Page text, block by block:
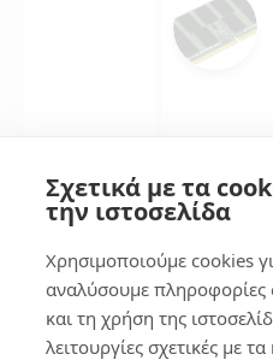
Σχετικά με τα
την ιστοσελίδα
Χρησιμοποιούμε cookies
αναλύσουμε πληροφορίες
και τη χρήση της
λειτουργίες σχετικές με